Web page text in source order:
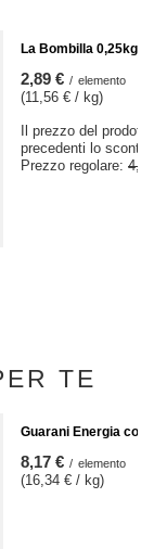
La Bombilla 0,25kg
2,89 € / elemento
(11,56 € / kg)
Il prezzo del
precedenti lo
Prezzo regolare:
TE
Guarani Energia con
8,17 € / elemento
(16,34 € / kg)